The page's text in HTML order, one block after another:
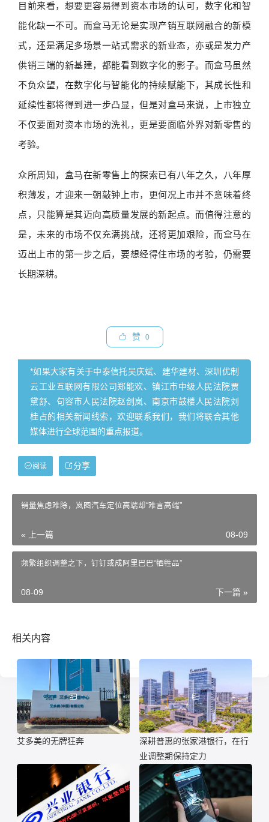
目前来看，想要更容易得到资本市场的认可，数字化和智
能化缺一不可。而盒马无论是实现产销互联网融合的新模
式，还是满足多场景一站式需求的新业态，亦或是发力产
供销三端的新基建，都能看到数字化的影子。而盒马虽然
不负众望，在数字化与智能化的持续赋能下，其成长性和
延续性都将得到进一步凸显，但是对盒马来说，上市独立
不仅要面对资本市场的洗礼，更是要面临外界对新零售的
考验。
众所周知，盒马在新零售上的探索已有八年之久，八年厚
积薄发，才迎来一朝敲钟上市，更何况上市并不意味着终
点，只能算是其迈向高质量发展的新起点。而值得注意的
是，未来的市场不仅充满挑战，还将更加艰险，而盒马在
迈出上市的第一步之后，要想经得住市场的考验，仍需要
长期深耕。
赞 0
*如果大家有关于中泰信托吴庆斌、建华建材、深圳优制
云工业互联网有限公司郑能欢、镇江市中级人民法院贾
黛舒、句容市人民法院赵剑岚、南京市鼓楼人民法院刘
桂占的相关新闻线索，欢迎联系我们，我们将联合其他
媒体进行全球范围的重点报道。
分享
阅读
销量焦虑难除，岚图汽车定位高端却“难言高端”
« 上一篇 08-09
频繁组织调整之下，钉钉或成阿里巴巴“牺牲品”
下一篇 »
08-09
相关内容
艾多美的无牌狂奔
深耕普惠的张家港银行，在行
业调整期保持定力